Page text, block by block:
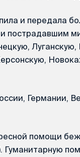
и передала
пострадавшим
Луганскую,
Германии,
помощи
Гуманитарную